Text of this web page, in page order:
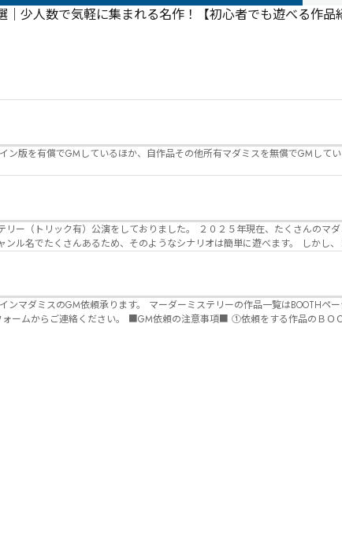
少人数で気軽に集まれる名作！【初心者でも遊べる作品
版を有償でGMしているほか、自作品その他所有マダミスを無償でGMして
２０２５年現在、たくさんのマダミスシナリオが増えました。 エモい物
、そのようなシナリオは簡単に遊べます。 しかし、２～３時間ずっと考え＆議論して、見
ミステリーを見つけることが難しくなっていませんか？ そんな本格推理マダミスをお届けしま
スのGM依頼承ります。 マーダーミステリーの作品一覧はBOOTHページをご覧くだ